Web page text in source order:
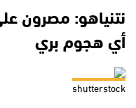
نتنياهو: مصرون
أي هجوم بري
shutterstock